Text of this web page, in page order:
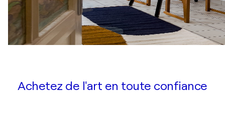
Achetez de l'art en toute confiance